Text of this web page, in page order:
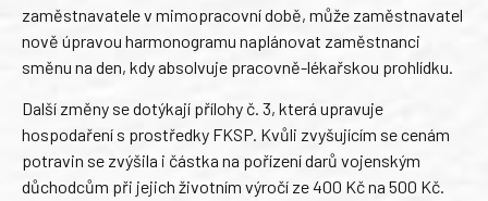
zaměstnavatele v mimopracovní době, může zaměstnavatel
nově úpravou harmonogramu naplánovat zaměstnanci
směnu na den, kdy absolvuje pracovně-lékařskou prohlídku.
Další změny se dotýkají přílohy č. 3, která upravuje
hospodaření s prostředky FKSP. Kvůli zvyšujícím se cenám
potravin se zvýšila i částka na pořízení darů vojenským
důchodcům při jejich životním výročí ze 400 Kč na 500 Kč.